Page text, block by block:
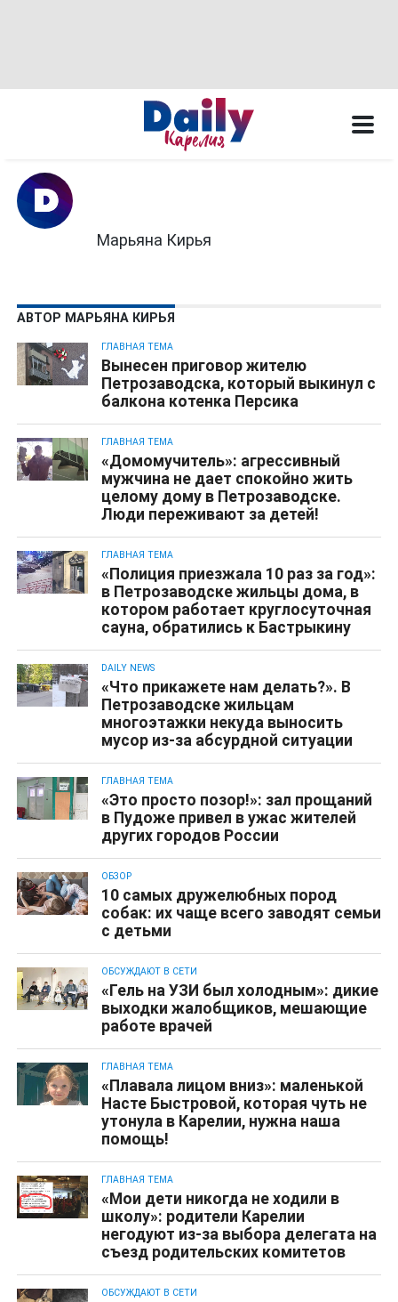
Марьяна Кирья
АВТОР МАРЬЯНА КИРЬЯ
ГЛАВНАЯ ТЕМА
Вынесен приговор жителю
Петрозаводска, который выкинул с
балкона котенка Персика
ГЛАВНАЯ ТЕМА
«Домомучитель»: агрессивный
мужчина не дает спокойно жить
целому дому в Петрозаводске.
Люди переживают за детей!
ГЛАВНАЯ ТЕМА
«Полиция приезжала 10 раз за год»:
в Петрозаводске жильцы дома, в
котором работает круглосуточная
сауна, обратились к Бастрыкину
DAILY NEWS
«Что прикажете нам делать?». В
Петрозаводске жильцам
многоэтажки некуда выносить
мусор из-за абсурдной ситуации
ГЛАВНАЯ ТЕМА
«Это просто позор!»: зал прощаний
в Пудоже привел в ужас жителей
других городов России
ОБЗОР
10 самых дружелюбных пород
собак: их чаще всего заводят семьи
с детьми
ОБСУЖДАЮТ В СЕТИ
«Гель на УЗИ был холодным»: дикие
выходки жалобщиков, мешающие
работе врачей
ГЛАВНАЯ ТЕМА
«Плавала лицом вниз»: маленькой
Насте Быстровой, которая чуть не
утонула в Карелии, нужна наша
помощь!
ГЛАВНАЯ ТЕМА
«Мои дети никогда не ходили в
школу»: родители Карелии
негодуют из-за выбора делегата на
съезд родительских комитетов
ОБСУЖДАЮТ В СЕТИ